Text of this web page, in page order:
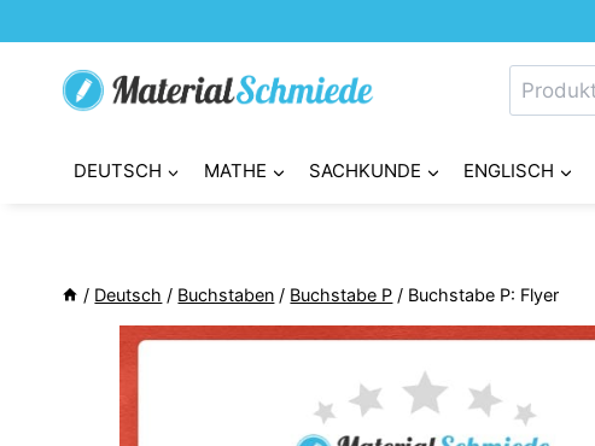
Inhalt
springen
Suchen
nach:
DEUTSCH MATHE SACHKUNDE ENGLISCH
/ Deutsch / Buchstaben / Buchstabe P / Buchstabe P: Flyer